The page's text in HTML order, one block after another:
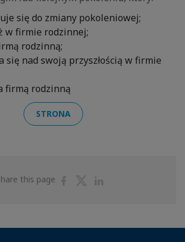
się do zmiany pokoleniowej;
w firmie rodzinnej;
rodzinną;
się nad swoją przyszłością w firmie
firmą rodzinną
STRONA
this page
ShareShare